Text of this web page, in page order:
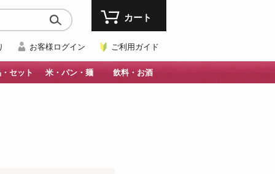
お客様ログイン ご利用ガイド
カート
セット 米・パン・麺 飲料・お酒